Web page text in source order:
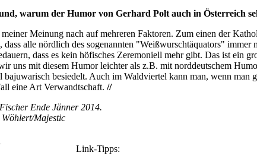
warum der Humor von Gerhard Polt auch in Österreich
Meinung nach auf mehreren Faktoren. Zum einen der
alle nördlich des sogenannten "Weißwurschtäquators"
dass es kein höfisches Zeremoniell mehr gibt. Das ist ein
uns mit diesem Humor leichter als z.B. mit norddeutschem
bajuwarisch besiedelt. Auch im Waldviertel kann man, wenn
eine Art Verwandtschaft. //
Ende Jänner 2014.
Majestic
Link-Tipps: